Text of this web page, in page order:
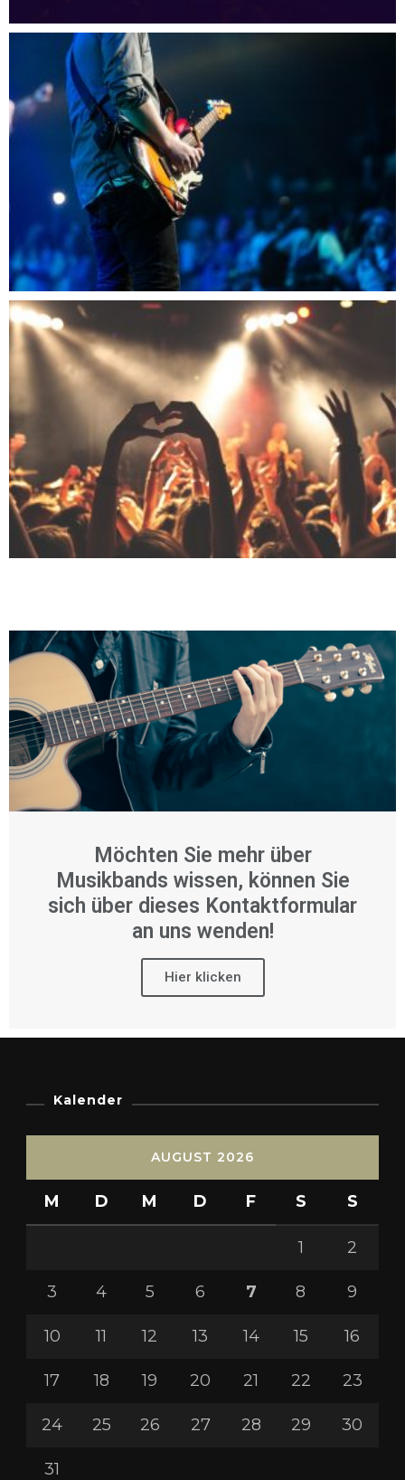
Möchten Sie mehr über
Musikbands wissen, können Sie
sich über dieses Kontaktformular
an uns wenden!
Hier klicken
Kalender
AUGUST 2026
M D M D F S S
1 2
3 4 5 6 7 8 9
10 11 12 13 14 15 16
17 18 19 20 21 22 23
24 25 26 27 28 29 30
31